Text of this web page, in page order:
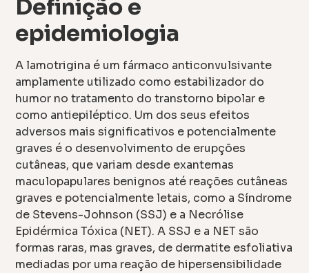
Definição e
epidemiologia
A lamotrigina é um fármaco anticonvulsivante
amplamente utilizado como estabilizador do
humor no tratamento do transtorno bipolar e
como antiepiléptico. Um dos seus efeitos
adversos mais significativos e potencialmente
graves é o desenvolvimento de erupções
cutâneas, que variam desde exantemas
maculopapulares benignos até reações cutâneas
graves e potencialmente letais, como a Síndrome
de Stevens-Johnson (SSJ) e a Necrólise
Epidérmica Tóxica (NET). A SSJ e a NET são
formas raras, mas graves, de dermatite esfoliativa
mediadas por uma reação de hipersensibilidade